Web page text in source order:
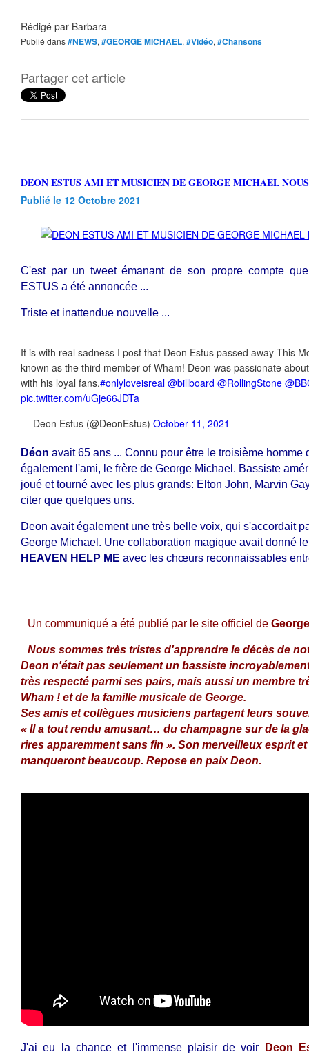
Rédigé par Barbara
Publié dans#NEWS, #GEORGE MICHAEL, #Vidéo, #Chansons
Partager cet article
DEON ESTUS AMI ET MUSICIEN DE GEORGE MICHAEL
Publié le 12 Octobre 2021
C'est par un tweet émanant de son propre compte
ESTUS a été annoncée ...
Triste et inattendue nouvelle ...
It is with real sadness I post that Deon Estus passed away This
known as the third member of Wham! Deon was passionate
with his loyal fans.#onlyloveisreal @billboard @RollingStone
pic.twitter.com/uGje66JDTa
— Deon Estus (@DeonEstus) October 11, 2021
Déon avait 65 ans ... Connu pour être le troisième homme
également l'ami, le frère de George Michael. Bassiste
joué et tourné avec les plus grands: Elton John, Marvin
citer que quelques uns.
Deon avait également une très belle voix, qui s'accordait
George Michael. Une collaboration magique avait donné
HEAVEN HELP ME avec les chœurs reconnaissables
Un communiqué a été publié par le site officiel de
Nous sommes très tristes d'apprendre le décès de
Deon n'était pas seulement un bassiste
très respecté parmi ses pairs, mais aussi un membre
Wham ! et de la famille musicale de George.
Ses amis et collègues musiciens partagent leurs
« Il a tout rendu amusant… du champagne sur de la
rires apparemment sans fin ». Son merveilleux esprit
manqueront beaucoup. Repose en paix Deon.
J'ai eu la chance et l'immense plaisir de voir
Deon